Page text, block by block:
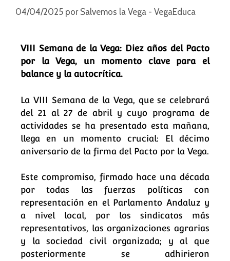
04/04/2025 por Salvemos la Vega - VegaEduca
VIII Semana de la Vega: Diez años del Pacto
por la Vega, un momento clave para el
balance y la autocrítica.
La VIII Semana de la Vega, que se celebrará
del 21 al 27 de abril y cuyo programa de
actividades se ha presentado esta mañana,
llega en un momento crucial: El décimo
aniversario de la firma del Pacto por la Vega.
Este compromiso, firmado hace una década
por todas las fuerzas políticas con
representación en el Parlamento Andaluz y
a nivel local, por los sindicatos más
representativos, las organizaciones agrarias
y la sociedad civil organizada; y al que
posteriormente se adhirieron